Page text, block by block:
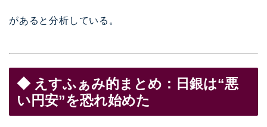
があると分析している。
◆ えすふぁみ的まとめ：日銀は“悪
い円安”を恐れ始めた